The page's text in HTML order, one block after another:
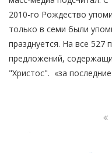
2010-го Рождество
только в семи были
празднуется. На все 527
предложений,
"Христос". «за